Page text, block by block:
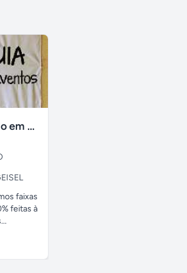
faixas no tecido em ate 24H
faixas
feitas à